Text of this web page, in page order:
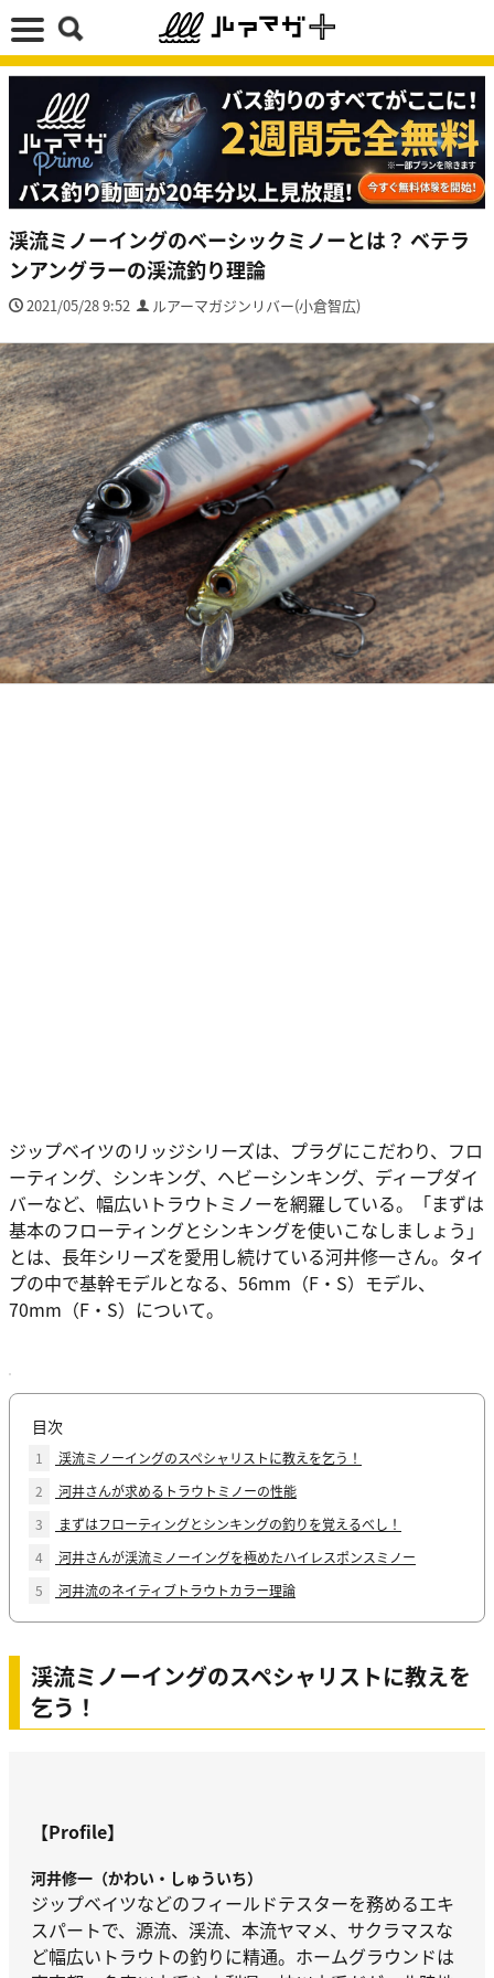
渓流ミノーイングのベーシックミノーとは？ ベテラ
ンアングラーの渓流釣り理論
2021/05/28 9:52 ルアーマガジンリバー(小倉智広)
ジップベイツのリッジシリーズは、プラグにこだわり、フロ
ーティング、シンキング、ヘビーシンキング、ディープダイ
バーなど、幅広いトラウトミノーを網羅している。「まずは
基本のフローティングとシンキングを使いこなしましょう」
とは、長年シリーズを愛用し続けている河井修一さん。タイ
プの中で基幹モデルとなる、56mm（F・S）モデル、
70mm（F・S）について。
目次
1
渓流ミノーイングのスペシャリストに教えを乞う！
2
河井さんが求めるトラウトミノーの性能
3
まずはフローティングとシンキングの釣りを覚えるべし！
4
河井さんが渓流ミノーイングを極めたハイレスポンスミノー
5
河井流のネイティブトラウトカラー理論
渓流ミノーイングのスペシャリストに教えを
乞う！
【Profile】
河井修一（かわい・しゅういち）
ジップベイツなどのフィールドテスターを務めるエキ
スパートで、源流、渓流、本流ヤマメ、サクラマスな
ど幅広いトラウトの釣りに精通。ホームグラウンドは